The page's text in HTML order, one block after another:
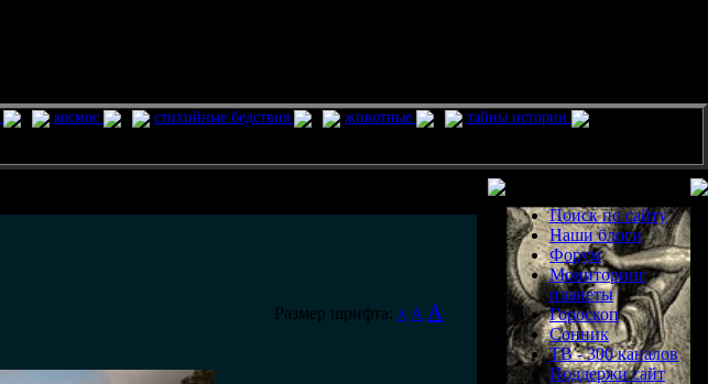
космос стихийные бедствия животные
тайны истории
Размер шрифта: A A A
Поиск по сайту
Наши блоги
Форум
Мониторинг
планеты
Гороскоп
Сонник
ТВ - 300 каналов
Поддержи сайт